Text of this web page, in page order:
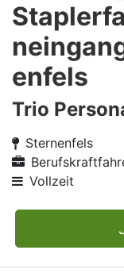
enfels
Trio
Sternenfels
Vollzeit